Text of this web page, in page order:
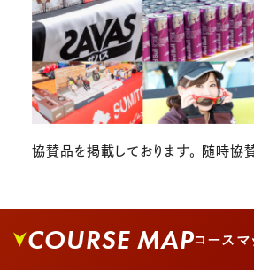
協賛品を掲載しております。 随時協
COURSE MAPコースマ